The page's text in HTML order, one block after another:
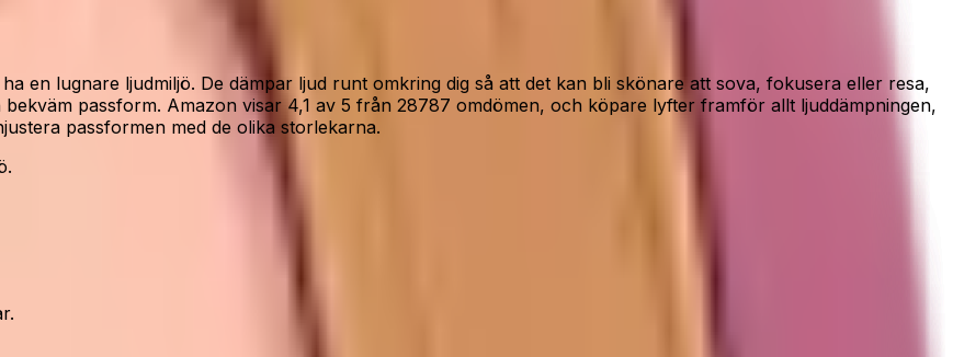
en lugnare ljudmiljö. De dämpar ljud runt omkring dig så att det kan bli skönare att sova, fokusera eller resa,
passform. Amazon visar 4,1 av 5 från 28787 omdömen, och köpare lyfter framför allt ljuddämpningen,
passformen med de olika storlekarna.